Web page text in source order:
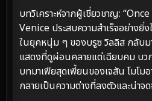
บทวิเคราะห์จากผู้เชี่ยวชาญ:
Venice ประสบความสำเร็จอย่างยิ่
ในยุคหนุ่ม ๆ ของบรูซ วิลลิส กลับม
แสดงที่ดูผ่อนคลายแต่เฉียบคม บ
บทมาเฟียสุดเพี้ยนของเจสัน โมโม
กลายเป็นความต่างที่ลงตัวและน่าจด